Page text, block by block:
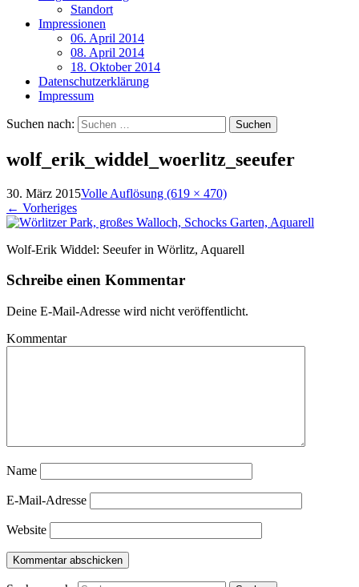
Standort
Impressionen
06. April 2014
08. April 2014
18. Oktober 2014
Datenschutzerklärung
Impressum
Suchen nach:
wolf_erik_widdel_woerlitz_seeufer
30. März 2015Volle Auflösung (619 × 470)
← Vorheriges
Wolf-Erik Widdel: Seeufer in Wörlitz, Aquarell
Schreibe einen Kommentar
Deine E-Mail-Adresse wird nicht veröffentlicht.
Kommentar
Name
E-Mail-Adresse
Website